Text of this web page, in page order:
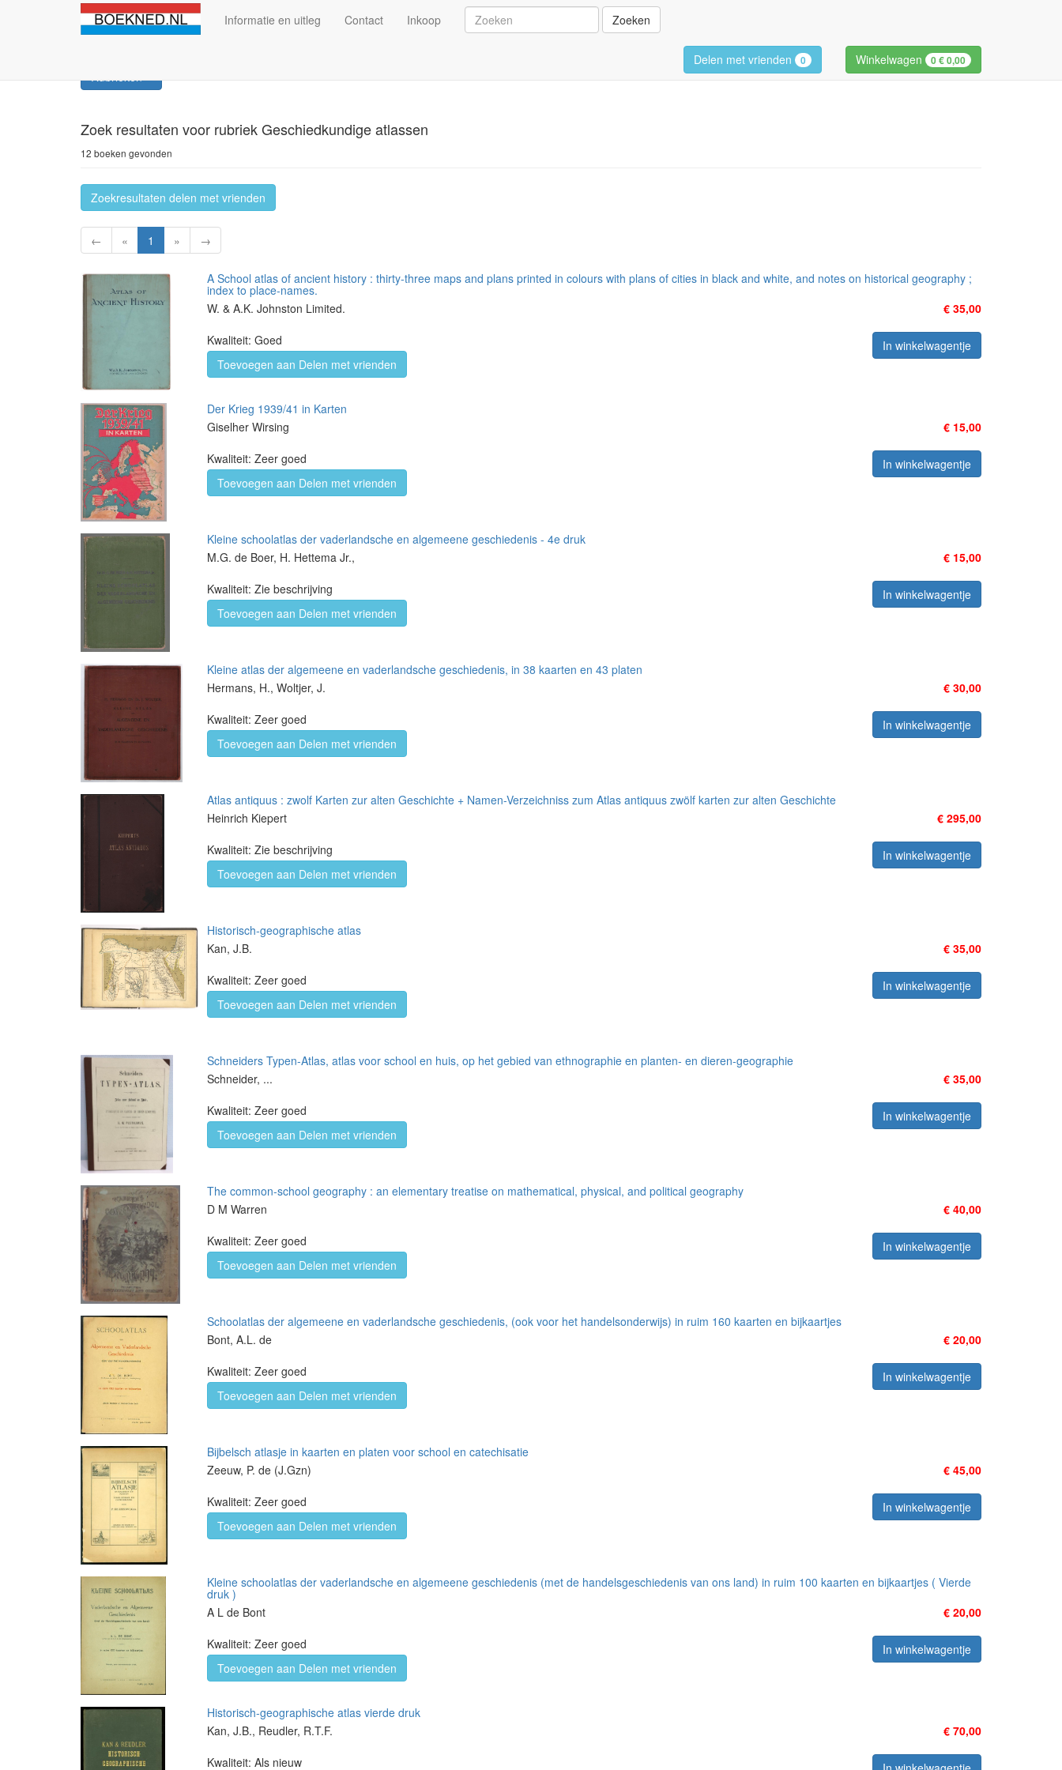
Informatie en uitleg Contact Inkoop Zoeken
Delen met vrienden 0 Winkelwagen 0€ 0,00
Rubrieken
Zoek resultaten voor rubriek Geschiedkundige atlassen
12 boeken gevonden
Zoekresultaten delen met vrienden
← « 1 » →
A School atlas of ancient history : thirty-three maps and plans printed in colours with plans of cities in black and white, and notes on historical geography ;
index to place-names.
W. & A.K. Johnston Limited.
€ 35,00
Kwaliteit: Goed
In winkelwagentje
Toevoegen aan Delen met vrienden
Der Krieg 1939/41 in Karten
Giselher Wirsing
€ 15,00
Kwaliteit: Zeer goed
In winkelwagentje
Toevoegen aan Delen met vrienden
Kleine schoolatlas der vaderlandsche en algemeene geschiedenis - 4e druk
M.G. de Boer, H. Hettema Jr.,
€ 15,00
Kwaliteit: Zie beschrijving
In winkelwagentje
Toevoegen aan Delen met vrienden
Kleine atlas der algemeene en vaderlandsche geschiedenis, in 38 kaarten en 43 platen
Hermans, H., Woltjer, J.
€ 30,00
Kwaliteit: Zeer goed
In winkelwagentje
Toevoegen aan Delen met vrienden
Atlas antiquus : zwolf Karten zur alten Geschichte + Namen-Verzeichniss zum Atlas antiquus zwölf karten zur alten Geschichte
Heinrich Kiepert
€ 295,00
Kwaliteit: Zie beschrijving
In winkelwagentje
Toevoegen aan Delen met vrienden
Historisch-geographische atlas
Kan, J.B.
€ 35,00
Kwaliteit: Zeer goed
In winkelwagentje
Toevoegen aan Delen met vrienden
Schneiders Typen-Atlas, atlas voor school en huis, op het gebied van ethnographie en planten- en dieren-geographie
Schneider, ...
€ 35,00
Kwaliteit: Zeer goed
In winkelwagentje
Toevoegen aan Delen met vrienden
The common-school geography : an elementary treatise on mathematical, physical, and political geography
D M Warren
€ 40,00
Kwaliteit: Zeer goed
In winkelwagentje
Toevoegen aan Delen met vrienden
Schoolatlas der algemeene en vaderlandsche geschiedenis, (ook voor het handelsonderwijs) in ruim 160 kaarten en bijkaartjes
Bont, A.L. de
€ 20,00
Kwaliteit: Zeer goed
In winkelwagentje
Toevoegen aan Delen met vrienden
Bijbelsch atlasje in kaarten en platen voor school en catechisatie
Zeeuw, P. de (J.Gzn)
€ 45,00
Kwaliteit: Zeer goed
In winkelwagentje
Toevoegen aan Delen met vrienden
Kleine schoolatlas der vaderlandsche en algemeene geschiedenis (met de handelsgeschiedenis van ons land) in ruim 100 kaarten en bijkaartjes ( Vierde
druk )
A L de Bont
€ 20,00
Kwaliteit: Zeer goed
In winkelwagentje
Toevoegen aan Delen met vrienden
Historisch-geographische atlas vierde druk
Kan, J.B., Reudler, R.T.F.
€ 70,00
Kwaliteit: Als nieuw